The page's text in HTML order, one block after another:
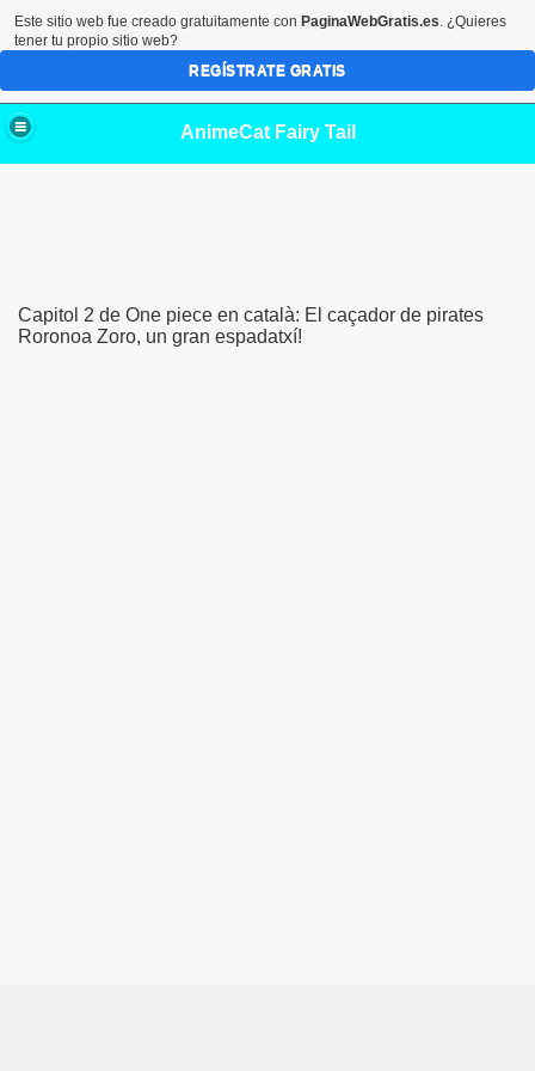
AnimeCat Fairy Tail
Capitol 2 de One piece en català: El caçador de pirates
Roronoa Zoro, un gran espadatxí!
Este sitio web fue creado gratuitamente con PaginaWebGratis.es. ¿Quieres
tener tu propio sitio web?
REGÍSTRATE GRATIS